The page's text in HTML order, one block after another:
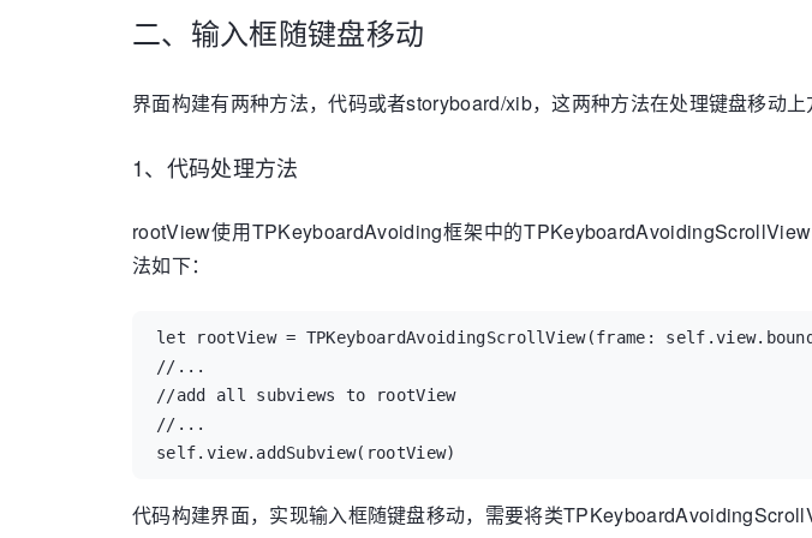
二、输入框随键盘移动
界面构建有两种方法，代码或者storyboard/xib，这两种方法在处理键盘移动
1、代码处理方法
rootView使用TPKeyboardAvoiding框架中的
法如下：
let rootView = TPKeyboardAvoidingScrollView(frame:
//...
//add all subviews to rootView
//...
self.view.addSubview(rootView)
代码构建界面，实现输入框随键盘移动，需要将类